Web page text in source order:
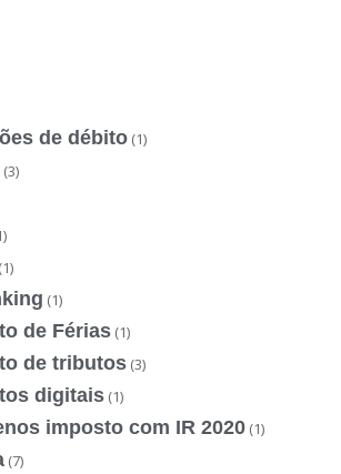
de débito (1)
(3)
(1)
(1)
de Férias (1)
de tributos (3)
digitais (1)
imposto com IR 2020 (1)
(7)